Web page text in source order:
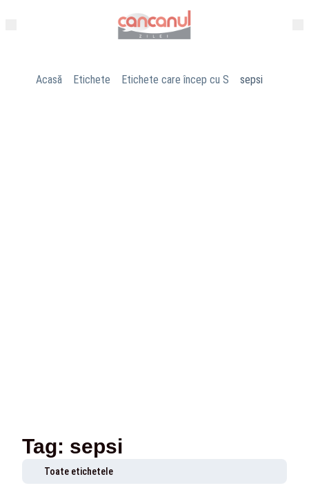
Acasă Etichete Etichete care încep cu S sepsi
Tag: sepsi
Toate etichetele